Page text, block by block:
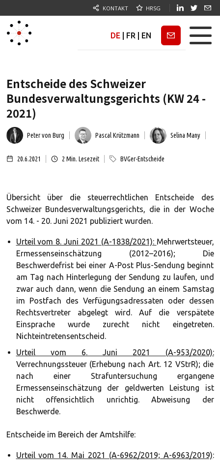
KONTAKT HRSG
DE FR EN Newsletter
Entscheide des Schweizer
Bundesverwaltungsgerichts (KW 24 -
2021)
Peter von Burg Pascal Krützmann Selina Many
20.6.2021 2 Min. Lesezeit BVGer-Entscheide
Übersicht über die steuerrechtlichen Entscheide des
Schweizer Bundesverwaltungsgerichts, die in der Woche
vom 14. - 20. Juni 2021 publiziert wurden.
Urteil vom 8. Juni 2021 (A-1838/2021): Mehrwertsteuer,
Ermessenseinschätzung (2012–2016); Die
Beschwerdefrist bei einer A-Post Plus-Sendung beginnt
am Tag nach Hinterlegung der Sendung zu laufen, und
zwar auch dann, wenn die Sendung an einem Samstag
im Postfach des Verfügungsadressaten oder dessen
Rechtsvertreter abgelegt wird. Auf die verspätete
Einsprache wurde zurecht nicht eingetreten.
Nichteintretensentscheid.
Urteil vom 6. Juni 2021 (A-953/2020):
Verrechnungssteuer (Erhebung nach Art. 12 VStrR); die
nach einer Strafuntersuchung ergangene
Ermessenseinschätzung der geldwerten Leistung ist
nicht offensichtlich unrichtig. Abweisung der
Beschwerde.
Entscheide im Bereich der Amtshilfe:
Urteil vom 14. Mai 2021 (A-6962/2019; A-6963/2019):